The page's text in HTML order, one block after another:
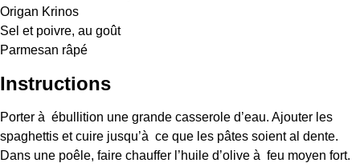
Origan Krinos
Sel et poivre, au goût
Parmesan râpé
Instructions
Porter à ébullition une grande casserole d’eau. Ajouter les
spaghettis et cuire jusqu’à ce que les pâtes soient al dente.
Dans une poêle, faire chauffer l’huile d’olive à feu moyen fort.